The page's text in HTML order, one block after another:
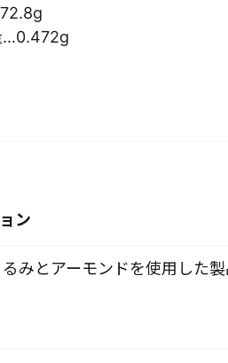
…0.472g
ン
みとアーモンドを使用した製